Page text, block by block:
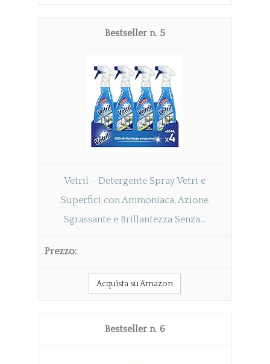
5
Vetril - Detergente Spray Vetri e
Superfici con Ammoniaca, Azione
Sgrassante e Brillantezza Senza...
Acquista su Amazon
6